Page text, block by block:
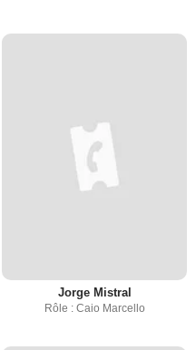
Jorge Mistral
Rôle : Caio Marcello